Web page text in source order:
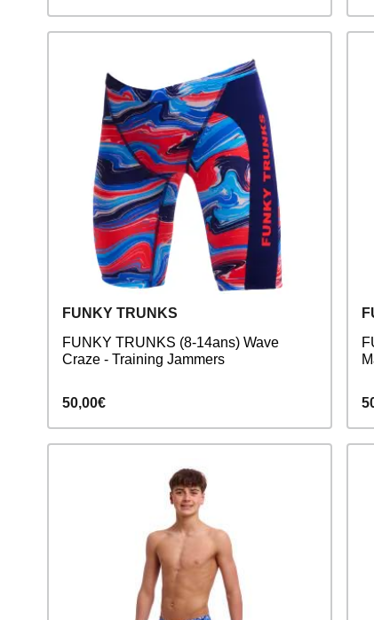
FUNKY TRUNKS
FUNKY TRUNKS (8-14ans) Wave
Craze - Training Jammers
50,00€